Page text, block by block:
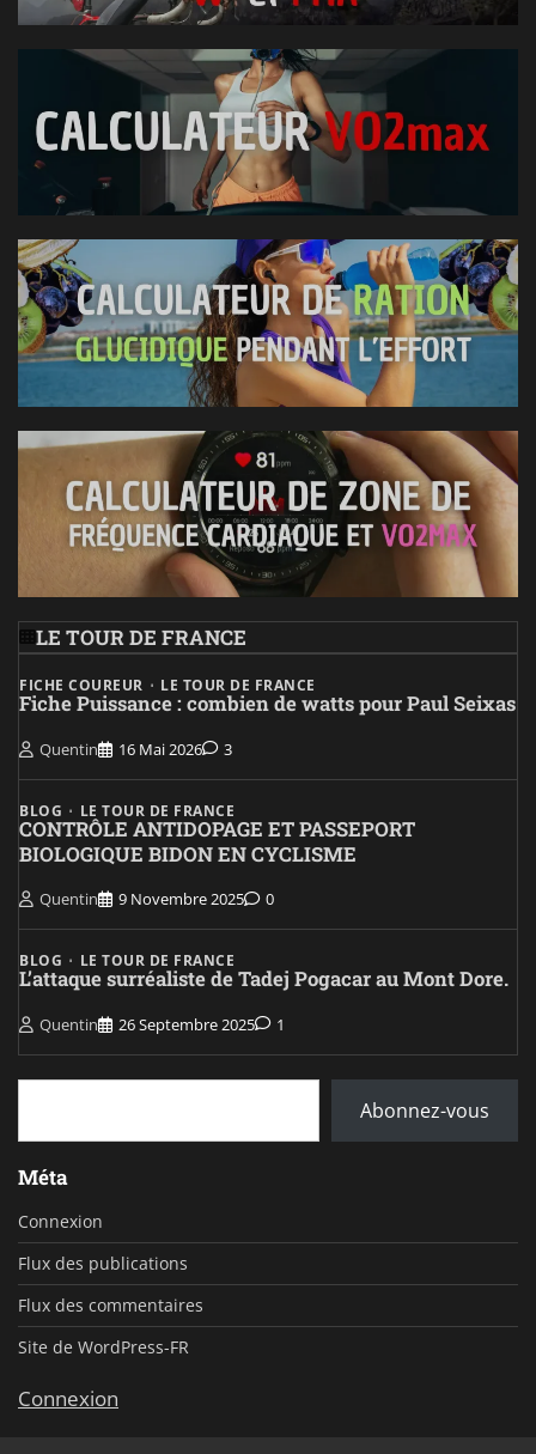
LE TOUR DE FRANCE
FICHE COUREUR LE TOUR DE FRANCE
Fiche Puissance : combien de watts pour Paul Seixas
Quentin 16 Mai 2026 3
BLOG LE TOUR DE FRANCE
CONTRÔLE ANTIDOPAGE ET PASSEPORT
BIOLOGIQUE BIDON EN CYCLISME
Quentin 9 Novembre 2025 0
BLOG LE TOUR DE FRANCE
L’attaque surréaliste de Tadej Pogacar au Mont Dore.
Quentin 26 Septembre 2025 1
Saisissez votre adresse e-mail…
Abonnez-vous
Méta
Connexion
Flux des publications
Flux des commentaires
Site de WordPress-FR
Connexion